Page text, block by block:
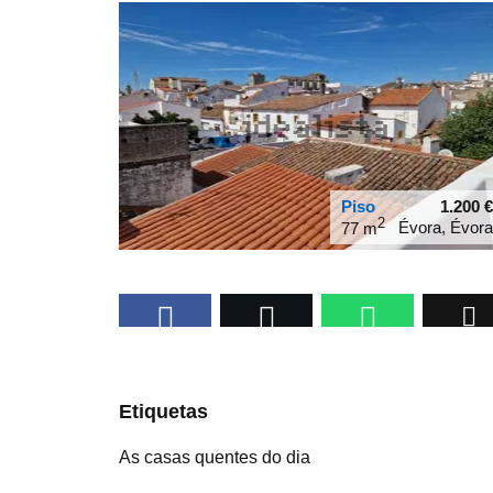
Piso 1.200 €
77 m2
Évora, Évora
38.5697
-7.91255
Etiquetas
As casas quentes do dia